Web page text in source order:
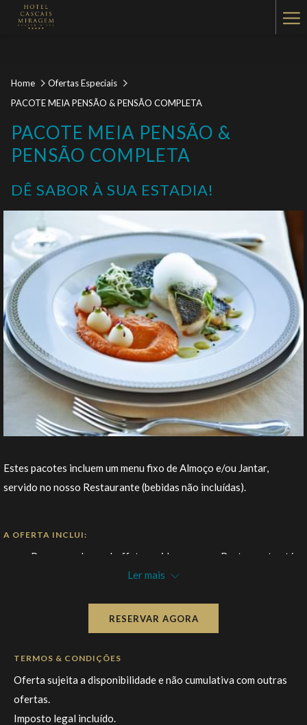
Home
Ofertas Especiais
PACOTE MEIA PENSÃO & PENSÃO COMPLETA
PACOTE MEIA PENSÃO &
PENSÃO COMPLETA
DÊ SABOR À SUA ESTADIA!
Estes pacotes incluem um menu fixo de Almoço e/ou Jantar,
servido no nosso Restaurante (bebidas não incluídas).
A OFERTA INCLUI:
Pequeno-almoço buffet servido no nosso Restaurante até
Acesso ao Miragem Water Lounge (piscinas interiores);
Acesso gratuito ao Holmes Place Health Club Cascais (o
Holmes Place Health Club & Spa é um club privado e a
Ler mais
RESERVAR AGORA
TERMOS & CONDIÇÕES
Oferta sujeita a disponibilidade e não cumulativa com outras
ofertas.
Imposto legal incluído.